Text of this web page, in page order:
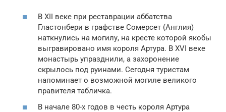
В XII веке при реставрации аббатства
Гластонбери в графстве Сомерсет (Англия)
наткнулись на могилу, на кресте которой якобы
выгравировано имя короля Артура. В XVI веке
монастырь упразднили, а захоронение
скрылось под руинами. Сегодня туристам
напоминает о возможной могиле великого
правителя табличка.
В начале 80-х годов в честь короля Артура